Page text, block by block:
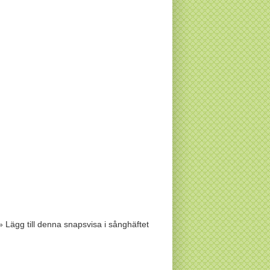
Lägg till denna snapsvisa i sånghäftet